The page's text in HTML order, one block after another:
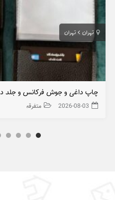
تهران تهران
چاپ داغی و جوش فرکانس و جلد
2026-08-03 متفرقه